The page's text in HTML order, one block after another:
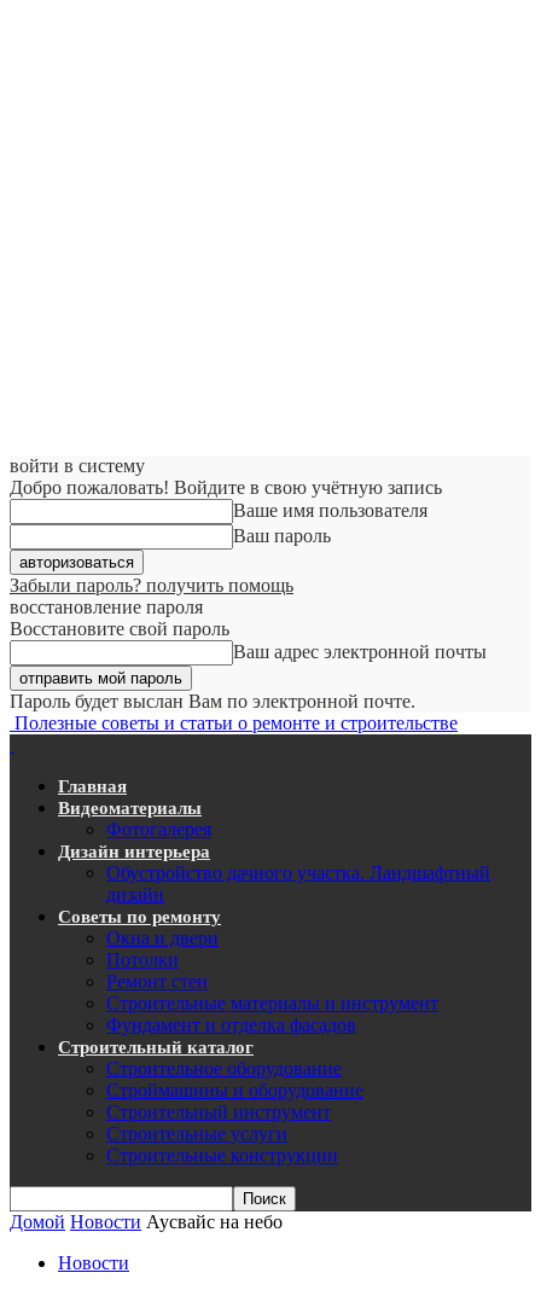
войти в систему
Добро пожаловать! Войдите в свою учётную запись
Ваше имя пользователя
Ваш пароль
Забыли пароль? получить помощь
восстановление пароля
Восстановите свой пароль
Ваш адрес электронной почты
Пароль будет выслан Вам по электронной почте.
Полезные советы и статьи о ремонте и строительстве
Главная
Видеоматериалы
Фотогалерея
Дизайн интерьера
Обустройство дачного участка. Ландшафтный
дизайн
Советы по ремонту
Окна и двери
Потолки
Ремонт стен
Строительные материалы и инструмент
Фундамент и отделка фасадов
Строительный каталог
Строительное оборудование
Строймашины и оборудование
Строительный инструмент
Строительные услуги
Строительные конструкции
Домой Новости Аусвайс на небо
Новости